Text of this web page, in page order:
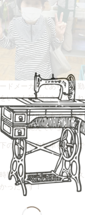
ドメーカーであり、お
いつも笑顔にさせてくれ
もパワフルな方で、真
たのを覚えています。
のなかを自転車を漕い
間で帰られましたが、
ったです！